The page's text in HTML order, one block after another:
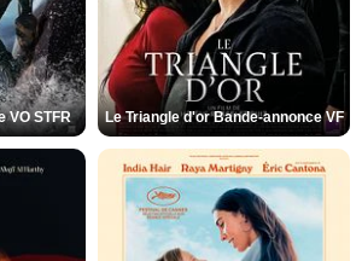
VO STFR Le Triangle d'or Bande-annonce VF